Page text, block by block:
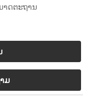
າດ​ຕະ​ຖານ​
ມ